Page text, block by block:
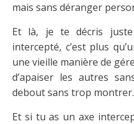
mais sans déranger
Et là, je te décris
intercepté, c’est plus
une vieille manière de
d’apaiser les autres
debout sans trop montrer.
Et si tu as un axe